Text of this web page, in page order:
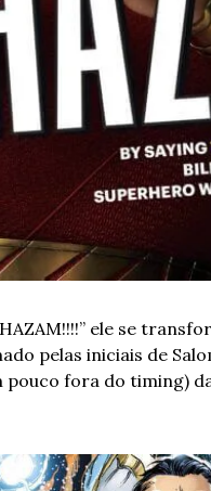
ele se
pelas iniciais de
fora do timing)